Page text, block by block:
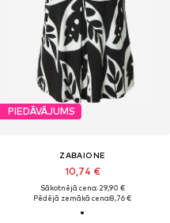
PIEDĀVĀJUMS
ZABAIONE
10,74 €
Sākotnējā cena: 29,90 €
Pēdējā zemākā cena:8,76 €